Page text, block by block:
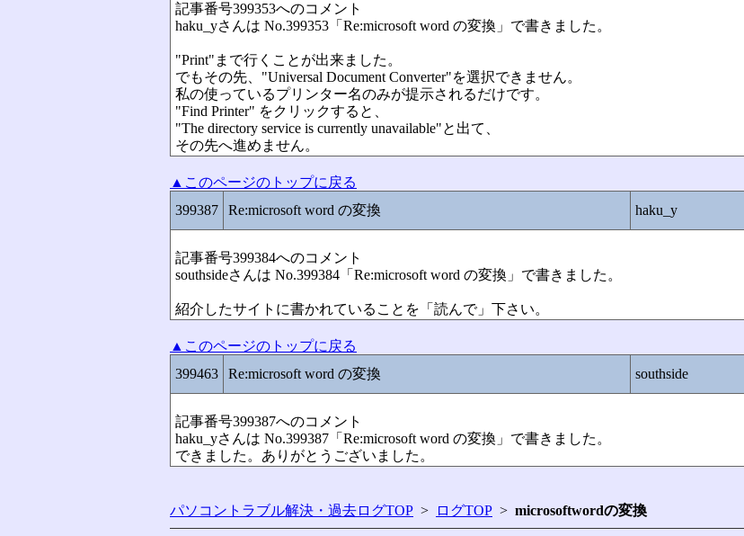
記事番号399353へのコメント
haku_yさんは No.399353「Re:microsoft word の変換」で書きました。
"Print"まで行くことが出来ました。
でもその先、"Universal Document Converter"を選択できません。
私の使っているプリンター名のみが提示されるだけです。
"Find Printer" をクリックすると、
"The directory service is currently unavailable"と出て、
その先へ進めません。
▲このページのトップに戻る
399387
Re:microsoft word の変換 haku_y
記事番号399384へのコメント
southsideさんは No.399384「Re:microsoft word の変換」で書きました。
紹介したサイトに書かれていることを「読んで」下さい。
▲このページのトップに戻る
399463
Re:microsoft word の変換 southside
記事番号399387へのコメント
haku_yさんは No.399387「Re:microsoft word の変換」で書きました。
できました。ありがとうございました。
パソコントラブル解決・過去ログTOP > ログTOP > microsoftwordの変換